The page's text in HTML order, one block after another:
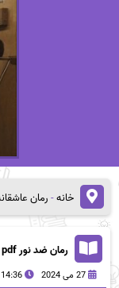
خانه-رمان
رمان ضد نور pdf
27 می 2024 14:36